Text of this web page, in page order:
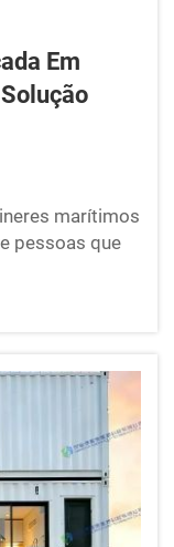
Em
marítimos
pessoas que
com
e personalizar.
e ...